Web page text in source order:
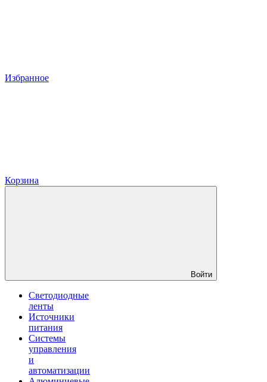
Избранное
Корзина
Войти
Светодиодные
ленты
Источники
питания
Системы
управления
и
автоматизации